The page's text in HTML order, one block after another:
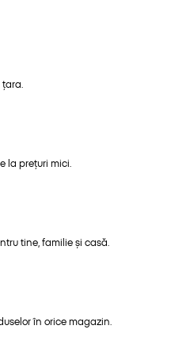
la prețuri mici.
tine, familie și casă.
în orice magazin.